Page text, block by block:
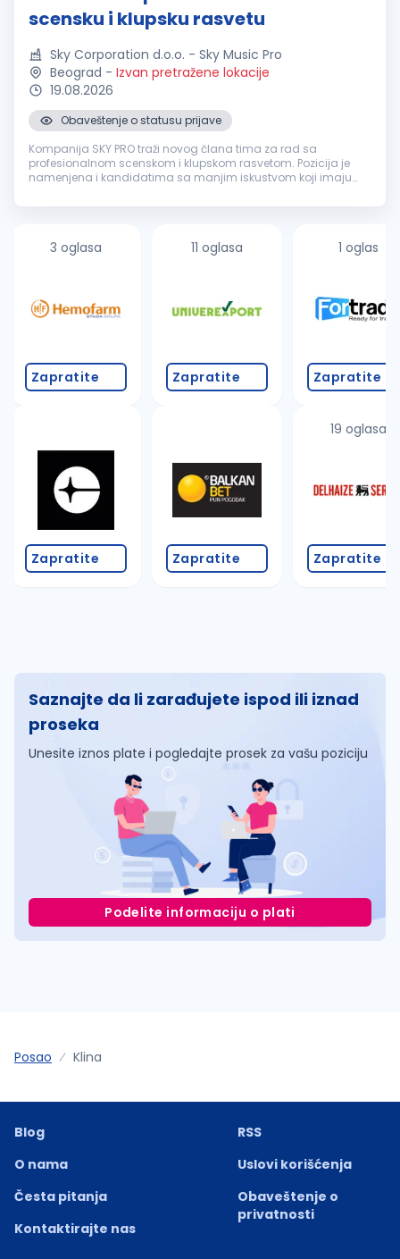
scensku i klupsku rasvetu
Sky Corporation d.o.o. - Sky Music Pro
Beograd - Izvan pretražene lokacije
19.08.2026
Obaveštenje o statusu prijave
Kompanija SKY PRO traži novog člana tima za rad sa
profesionalnom scenskom i klupskom rasvetom. Pozicija je
namenjena i kandidatima sa manjim iskustvom koji imaju
želju da se dalje razvijaju...
3 oglasa
Zapratite
Zapratite
11 oglasa
Zapratite
Zapratite
1 oglas
Zapratite
19 oglasa
Zapratite
Saznajte da li zarađujete ispod ili iznad
proseka
Unesite iznos plate i pogledajte prosek za vašu poziciju
Podelite informaciju o plati
Posao Klina
Blog
O nama
Česta pitanja
Kontaktirajte nas
RSS
Uslovi korišćenja
Obaveštenje o
privatnosti